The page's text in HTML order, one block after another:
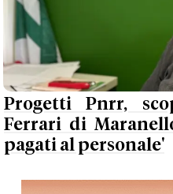
Progetti Pnrr,
Ferrari di
pagati al personale'